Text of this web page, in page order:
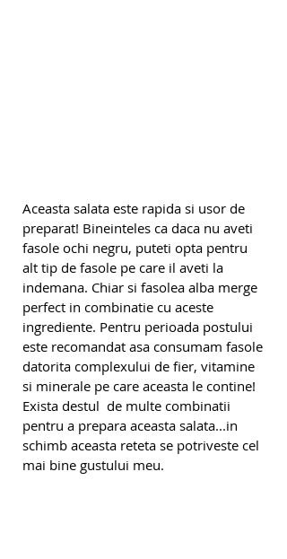
Aceasta salata este rapida si usor de
preparat! Bineinteles ca daca nu aveti
fasole ochi negru, puteti opta pentru
alt tip de fasole pe care il aveti la
indemana. Chiar si fasolea alba merge
perfect in combinatie cu aceste
ingrediente. Pentru perioada postului
este recomandat asa consumam fasole
datorita complexului de fier, vitamine
si minerale pe care aceasta le contine!
Exista destul  de multe combinatii
pentru a prepara aceasta salata...in
schimb aceasta reteta se potriveste cel
mai bine gustului meu.